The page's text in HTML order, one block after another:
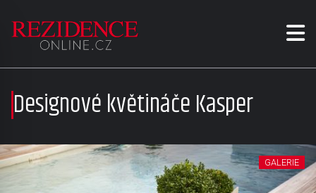
Designové květináče Kasper
GALERIE